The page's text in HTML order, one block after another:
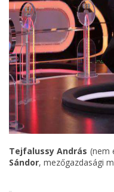
Tejfalussy András (nem
Sándor, mezőgazdasági